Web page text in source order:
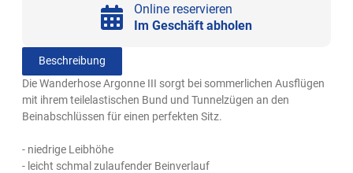
Online reservieren
Im Geschäft abholen
Beschreibung
Die Wanderhose Argonne III sorgt bei sommerlichen Ausflügen
mit ihrem teilelastischen Bund und Tunnelzügen an den
Beinabschlüssen für einen perfekten Sitz.
- niedrige Leibhöhe
- leicht schmal zulaufender Beinverlauf